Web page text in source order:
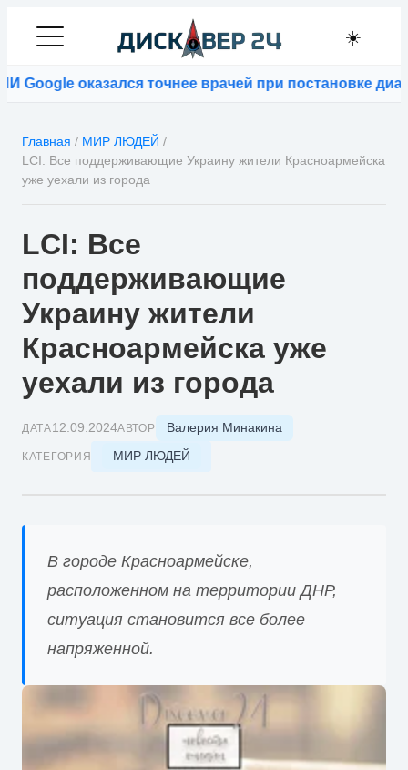
☀️
оказался точнее врачей при постановке
Главная / МИР ЛЮДЕЙ /
LCI: Все поддерживающие Украину жители Красноармейска
уже уехали из города
LCI: Все
поддерживающие
Украину жители
Красноармейска уже
уехали из города
ДАТА12.09.2024АВТОР Валерия Минакина
КАТЕГОРИЯ МИР ЛЮДЕЙ
В городе Красноармейске,
расположенном на территории ДНР,
ситуация становится все более
напряженной.